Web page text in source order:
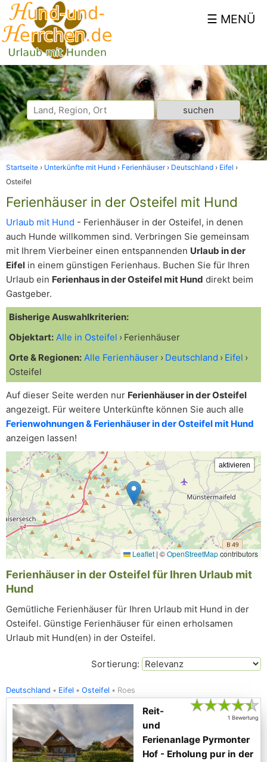
Startseite Unterkünfte mit Hund Ferienhäuser Deutschland
Eifel
Osteifel
Ferienhäuser in der Osteifel mit Hund
Urlaub mit Hund - Ferienhäuser in der Osteifel, in denen
auch Hunde willkommen sind. Verbringen Sie gemeinsam
mit Ihrem Vierbeiner einen entspannenden Urlaub in der
Eifel in einem günstigen Ferienhaus. Buchen Sie für Ihren
Urlaub ein Ferienhaus in der Osteifel mit Hund direkt beim
Gastgeber.
Bisherige Auswahlkriterien:
Objektart: Alle in Osteifel
Ferienhäuser
Orte & Regionen: Alle Ferienhäuser Deutschland
Eifel
Osteifel
Auf dieser Seite werden nur Ferienhäuser in der Osteifel
angezeigt. Für weitere Unterkünfte können Sie auch alle
Ferienwohnungen & Ferienhäuser in der Osteifel mit Hund
anzeigen lassen!
Leaflet | ©OpenStreetMapcontributors
Ferienhäuser in der Osteifel für Ihren Urlaub mit
Hund
Gemütliche Ferienhäuser für Ihren Urlaub mit Hund in der
Osteifel. Günstige Ferienhäuser für einen erholsamen
Urlaub mit Hund(en) in der Osteifel.
Sortierung:
Deutschland Eifel Osteifel Roes
★★★★★
1 Bewertung
Reit-
und
Ferienanlage Pyrmonter
Hof - Erholung pur in der